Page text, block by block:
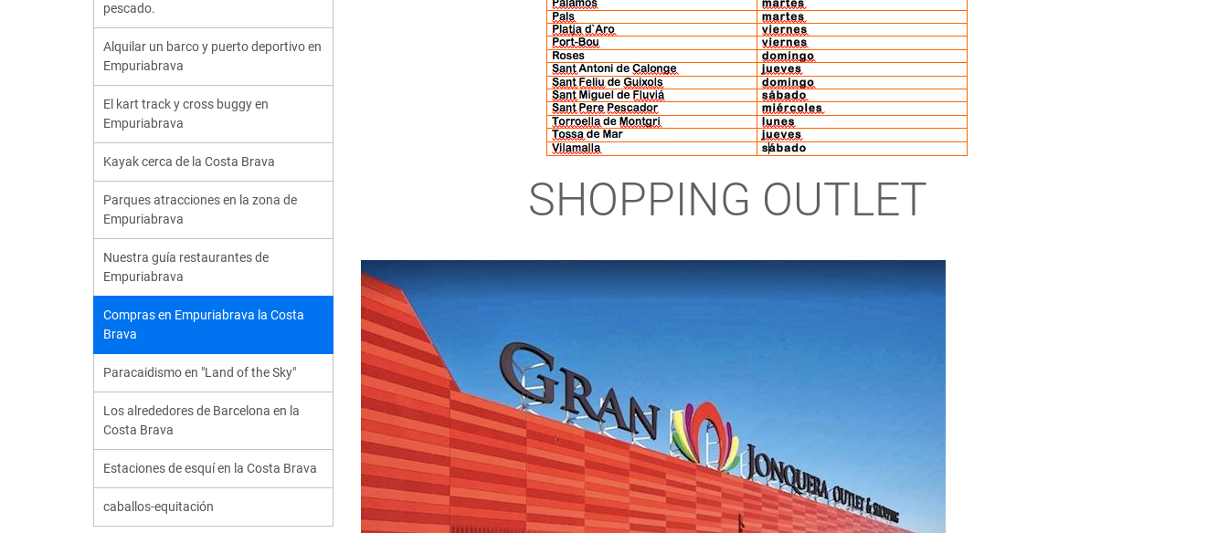
pescado.
Alquilar un barco y puerto deportivo en
Empuriabrava
El kart track y cross buggy en
Empuriabrava
Kayak cerca de la Costa Brava
Parques atracciones en la zona de
Empuriabrava
Nuestra guía restaurantes de
Empuriabrava
Compras en Empuriabrava la Costa
Brava
Paracaidismo en "Land of the Sky"
Los alrededores de Barcelona en la
Costa Brava
Estaciones de esquí en la Costa Brava
caballos-equitación
SHOPPING OUTLET